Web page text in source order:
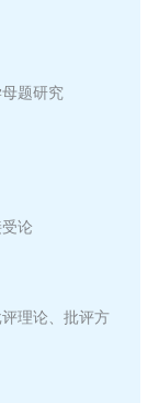
题研究
论
理论、批评方